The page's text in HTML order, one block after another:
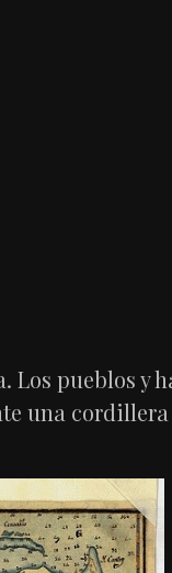
pueblos y
una